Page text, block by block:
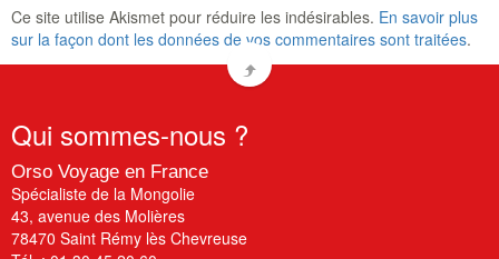
Ce site utilise Akismet pour réduire les indésirables. En savoir plus
sur la façon dont les données de vos commentaires sont traitées.
Qui sommes-nous ?
Orso Voyage en France
Spécialiste de la Mongolie
43, avenue des Molières
78470 Saint Rémy lès Chevreuse